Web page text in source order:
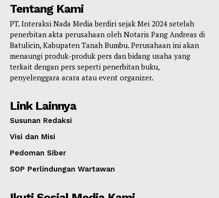
Tentang Kami
PT. Interaksi Nada Media berdiri sejak Mei 2024 setelah
penerbitan akta perusahaan oleh Notaris Pang Andreas di
Batulicin, Kabupaten Tanah Bumbu. Perusahaan ini akan
menaungi produk-produk pers dan bidang usaha yang
terkait dengan pers seperti penerbitan buku,
penyelenggara acara atau event organizer.
Link Lainnya
Susunan Redaksi
Visi dan Misi
Pedoman Siber
SOP Perlindungan Wartawan